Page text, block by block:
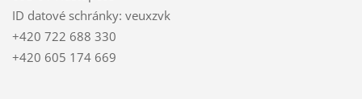
ID datové schránky: veuxzvk
+420 722 688 330
+420 605 174 669